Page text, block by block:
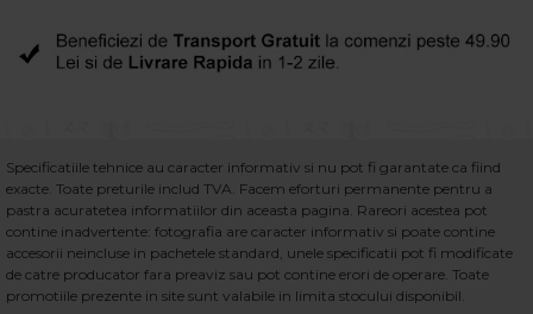
Specificatiile tehnice au caracter informativ si nu pot fi garantate ca fiind
exacte. Toate preturile includ TVA. Facem eforturi permanente pentru a
pastra acuratetea informatiilor din aceasta pagina. Rareori acestea pot
contine inadvertente: fotografia are caracter informativ si poate contine
accesorii neincluse in pachetele standard, unele specificatii pot fi modificate
de catre producator fara preaviz sau pot contine erori de operare. Toate
promotiile prezente in site sunt valabile in limita stocului disponibil.